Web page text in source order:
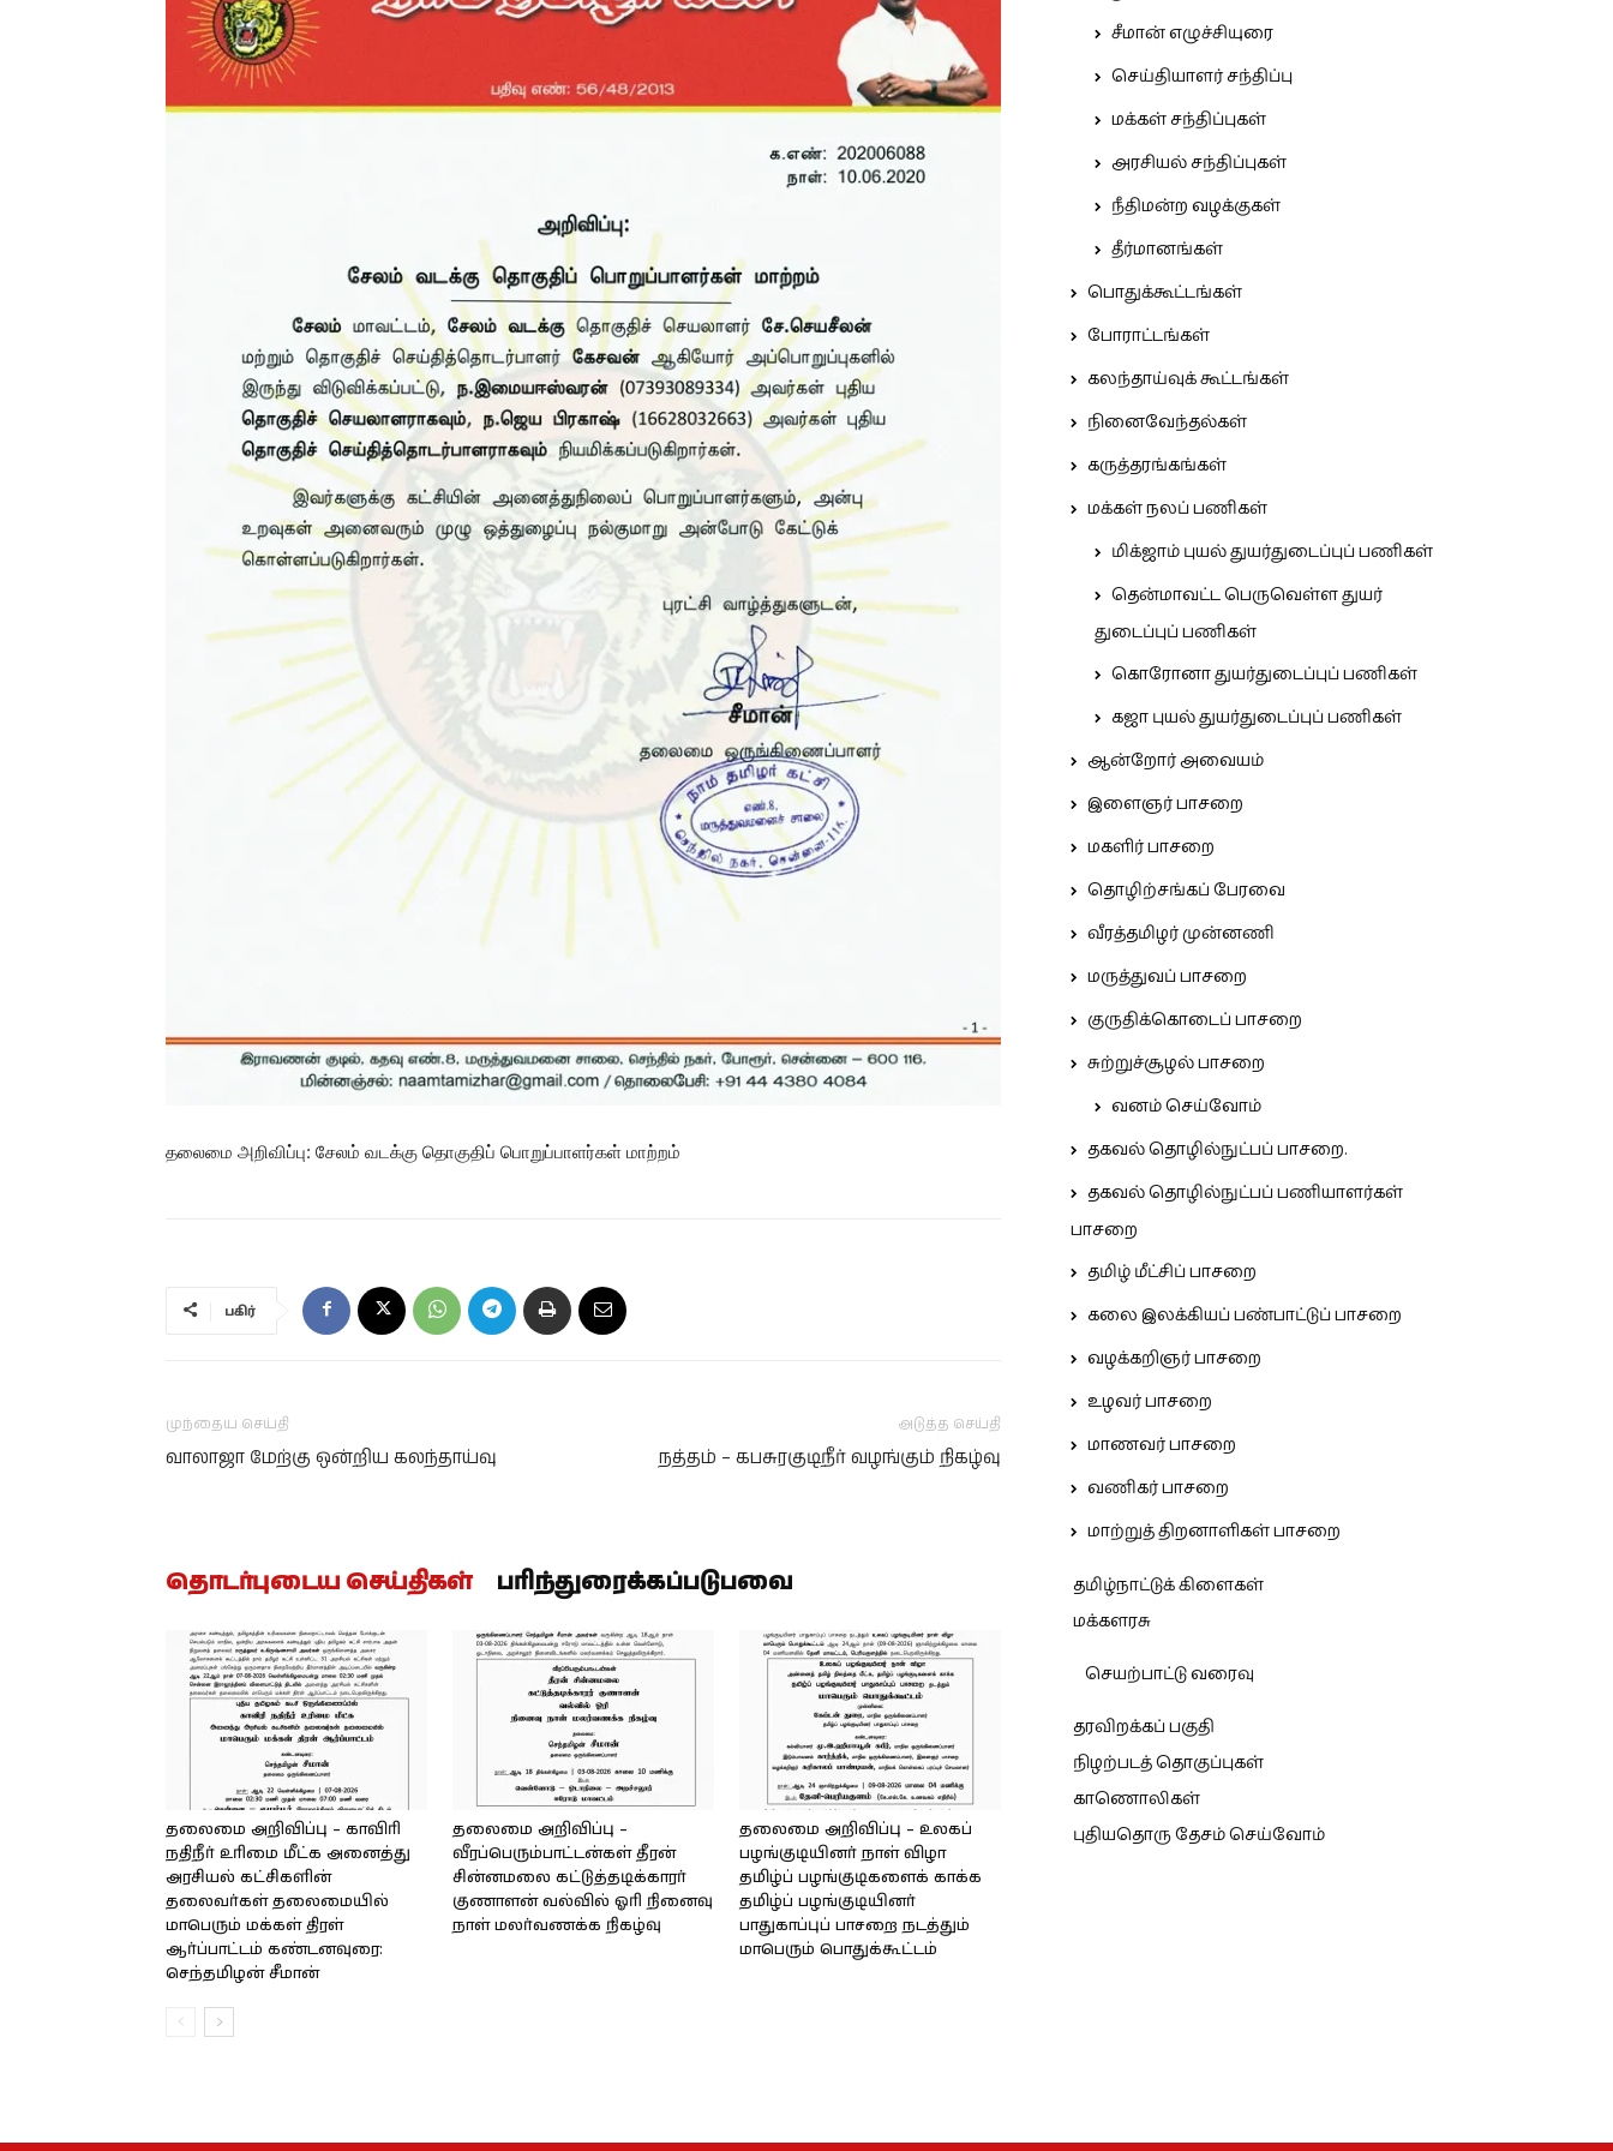
தலைமை அறிவிப்பு: சேலம் வடக்கு தொகுதிப் பொறுப்பாளர்கள் மாற்றம்
பகிர்
முந்தைய செய்தி
வாலாஜா மேற்கு ஒன்றிய கலந்தாய்வு
அடுத்த செய்தி
நத்தம் – கபசுரகுடிநீர் வழங்கும் நிகழ்வு
தொடர்புடைய செய்திகள் பரிந்துரைக்கப்படுபவை
தலைமை அறிவிப்பு – காவிரி
நதிநீர் உரிமை மீட்க அனைத்து
அரசியல் கட்சிகளின்
தலைவர்கள் தலைமையில்
மாபெரும் மக்கள் திரள்
ஆர்ப்பாட்டம் கண்டனவுரை:
செந்தமிழன் சீமான்
தலைமை அறிவிப்பு –
வீரப்பெரும்பாட்டன்கள் தீரன்
சின்னமலை கட்டுத்தடிக்காரர்
குணாளன் வல்வில் ஓரி நினைவு
நாள் மலர்வணக்க நிகழ்வு
தலைமை அறிவிப்பு – உலகப்
பழங்குடியினர் நாள் விழா
தமிழ்ப் பழங்குடிகளைக் காக்க
தமிழ்ப் பழங்குடியினர்
பாதுகாப்புப் பாசறை நடத்தும்
மாபெரும் பொதுக்கூட்டம்
சீமான் எழுச்சியுரை
செய்தியாளர் சந்திப்பு
மக்கள் சந்திப்புகள்
அரசியல் சந்திப்புகள்
நீதிமன்ற வழக்குகள்
தீர்மானங்கள்
பொதுக்கூட்டங்கள்
போராட்டங்கள்
கலந்தாய்வுக் கூட்டங்கள்
நினைவேந்தல்கள்
கருத்தரங்கங்கள்
மக்கள் நலப் பணிகள்
மிக்ஜாம் புயல் துயர்துடைப்புப் பணிகள்
தென்மாவட்ட பெருவெள்ள துயர்
துடைப்புப் பணிகள்
கொரோனா துயர்துடைப்புப் பணிகள்
கஜா புயல் துயர்துடைப்புப் பணிகள்
ஆன்றோர் அவையம்
இளைஞர் பாசறை
மகளிர் பாசறை
தொழிற்சங்கப் பேரவை
வீரத்தமிழர் முன்னணி
மருத்துவப் பாசறை
குருதிக்கொடைப் பாசறை
சுற்றுச்சூழல் பாசறை
வனம் செய்வோம்
தகவல் தொழில்நுட்பப் பாசறை.
தகவல் தொழில்நுட்பப் பணியாளர்கள்
பாசறை
தமிழ் மீட்சிப் பாசறை
கலை இலக்கியப் பண்பாட்டுப் பாசறை
வழக்கறிஞர் பாசறை
உழவர் பாசறை
மாணவர் பாசறை
வணிகர் பாசறை
மாற்றுத் திறனாளிகள் பாசறை
தமிழ்நாட்டுக் கிளைகள்
மக்களரசு
செயற்பாட்டு வரைவு
தரவிறக்கப் பகுதி
நிழற்படத் தொகுப்புகள்
காணொலிகள்
புதியதொரு தேசம் செய்வோம்